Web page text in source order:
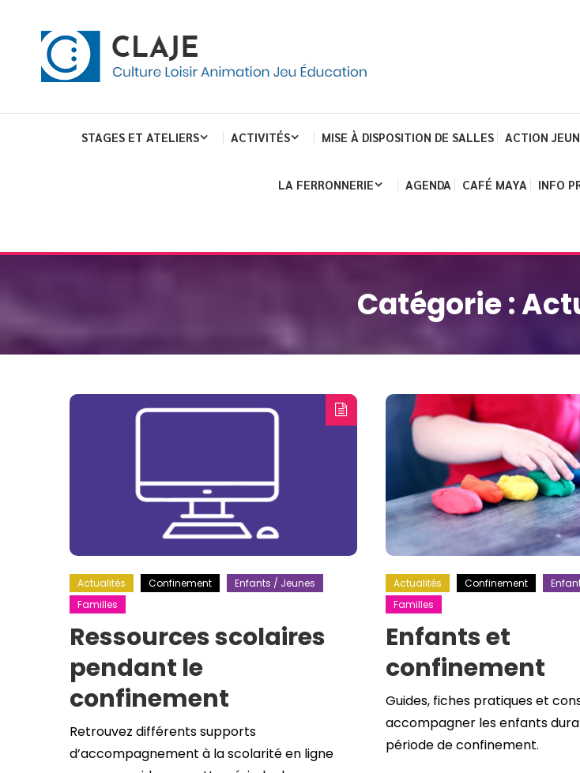
Claje
STAGES ET ATELIERS ACTIVITÉS MISE À DISPOSITION DE SALLES ACTION
LA FERRONNERIE AGENDA CAFÉ MAYA INFO
Catégorie :
Actualités Confinement
Enfants / Jeunes
Familles
Ressources scolaires
pendant le
confinement
Retrouvez différents supports
d’accompagnement à la scolarité en ligne
Actualités Confinement
Familles
Enfants et
confinement
Guides, fiches pratiques et
accompagner les enfants
période de confinement.